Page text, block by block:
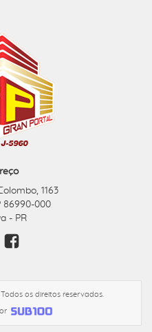
1163
86990-000
- PR
os direitos reservados.